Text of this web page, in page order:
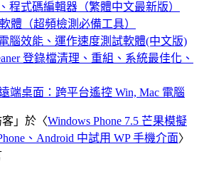
程式碼編輯器（繁體中文最新版）
體（超頻檢測必備工具）
電腦效能、運作速度測試軟體(中文版)
登錄檔清理、重組、系統最佳化、
端桌面：跨平台遙控 Win, Mac 電腦
客 」於〈Windows Phone 7.5 芒果模擬
、Android 中試用 WP 手機介面〉